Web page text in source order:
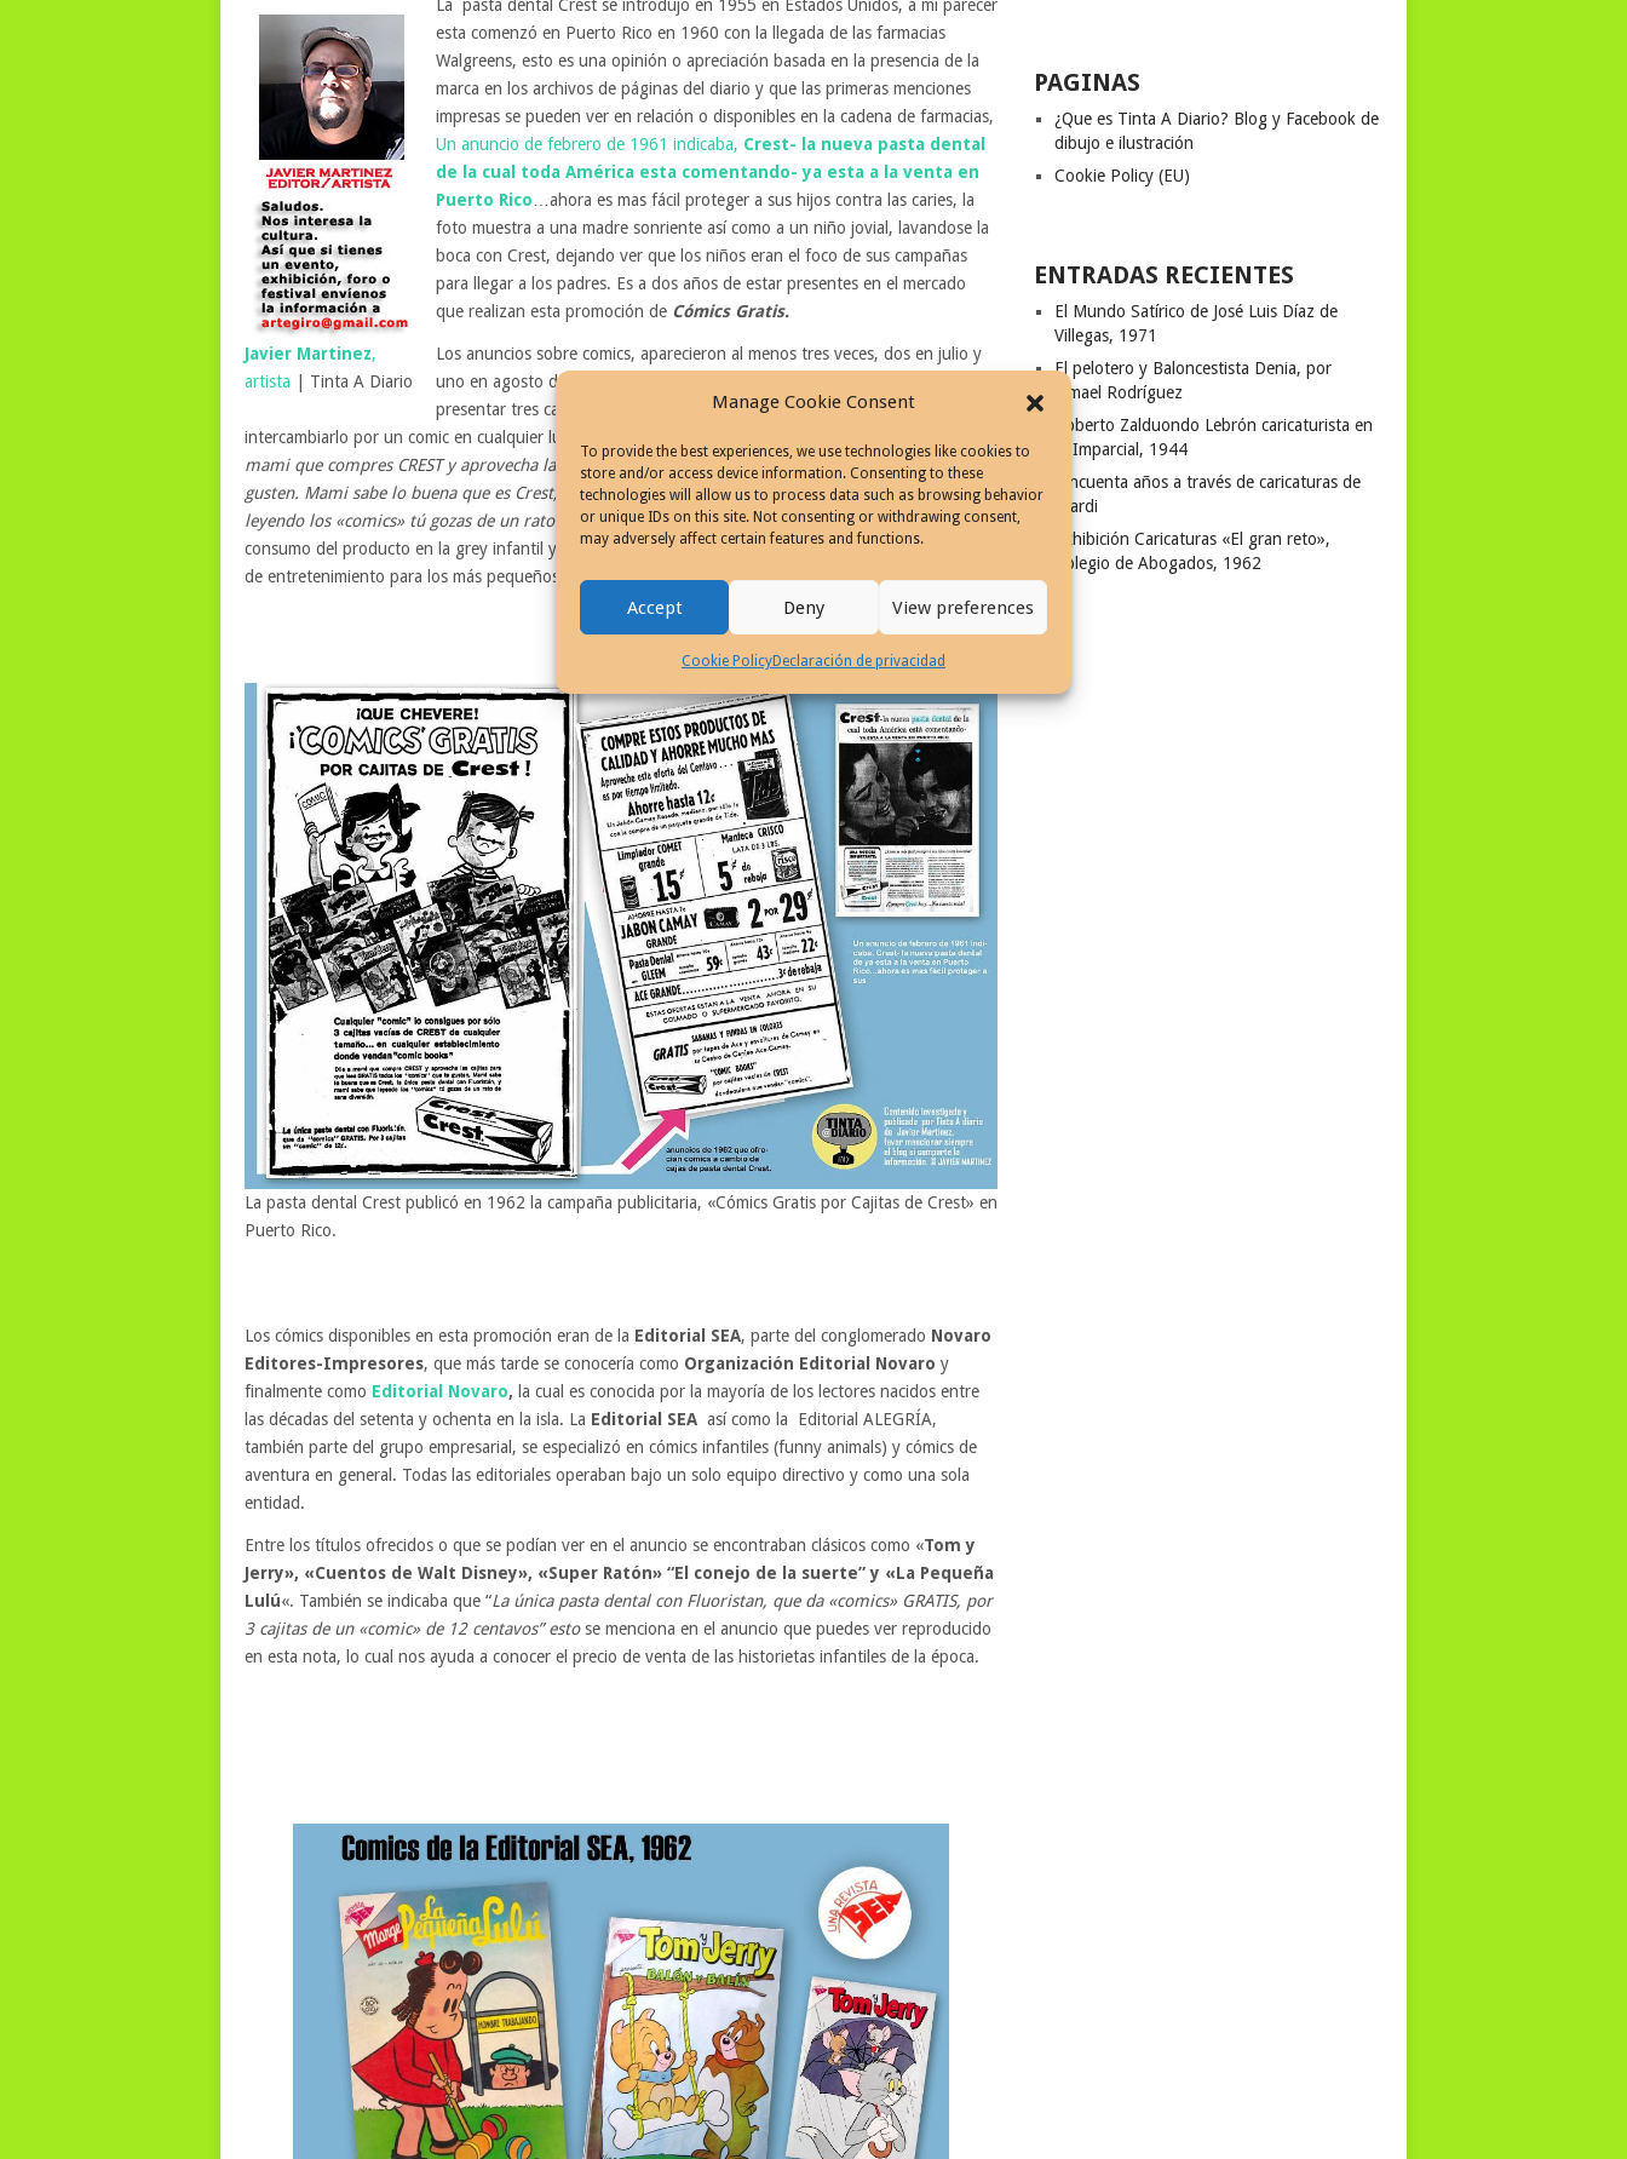
Manage Cookie Consent
To provide the best experiences, we use technologies like cookies to
store and/or access device information. Consenting to these
technologies will allow us to process data such as browsing behavior
or unique IDs on this site. Not consenting or withdrawing consent,
may adversely affect certain features and functions.
Accept Deny View preferences
Cookie PolicyDeclaración de privacidad
Javier Martinez,
artista
| Tinta A Diario
La pasta dental Crest se introdujo en 1955 en Estados Unidos, a mi parecer
esta comenzó en Puerto Rico en 1960 con la llegada de las farmacias
Walgreens, esto es una opinión o apreciación basada en la presencia de la
marca en los archivos de páginas del diario y que las primeras menciones
impresas se pueden ver en relación o disponibles en la cadena de farmacias,
Un anuncio de febrero de 1961 indicaba, Crest- la nueva pasta dental
de la cual toda América esta comentando- ya esta a la venta en
Puerto Rico …ahora es mas fácil proteger a sus hijos contra las caries, la
foto muestra a una madre sonriente así como a un niño jovial, lavandose la
boca con Crest, dejando ver que los niños eran el foco de sus campañas
para llegar a los padres. Es a dos años de estar presentes en el mercado
que realizan esta promoción de Cómics Gratis.
Los anuncios sobre comics, aparecieron al menos tres veces, dos en julio y
uno en agosto de 1962 (al menos lo que he encontrado), prometían que al
presentar tres cajas vacías de Crest de cualquier tamaño podrías
intercambiarlo por un comic en cualquier lugar que tuviera historietas. La promoción indicaba:
mami que compres CREST y aprovecha las cajitas para que leas GRATIS todos los «comics» que te
gusten. Mami sabe lo buena que es Crest, la única pasta dental con Fluoristan, y mami sabe que
leyendo los «comics» tú gozas de un rato de sana diversión».Esta estrategia no solo incentivaba el
consumo del producto en la grey infantil y en la familia, pero también ofrecía un incentivo educativo y
de entretenimiento para los más pequeños, al final fomentaba la lectura a través de historias gráficas.
La pasta dental Crest publicó en 1962 la campaña publicitaria, «Cómics Gratis por Cajitas de Crest» en
Puerto Rico.
Los cómics disponibles en esta promoción eran de la Editorial SEA, parte del conglomerado Novaro
Editores-Impresores, que más tarde se conocería como Organización Editorial Novaro y
finalmente como Editorial Novaro, la cual es conocida por la mayoría de los lectores nacidos entre
las décadas del setenta y ochenta en la isla. La Editorial SEA así como la Editorial ALEGRÍA,
también parte del grupo empresarial, se especializó en cómics infantiles (funny animals) y cómics de
aventura en general. Todas las editoriales operaban bajo un solo equipo directivo y como una sola
entidad.
Entre los títulos ofrecidos o que se podían ver en el anuncio se encontraban clásicos como «Tom y
Jerry», «Cuentos de Walt Disney», «Super Ratón» “El conejo de la suerte” y «La Pequeña
Lulú«. También se indicaba que “La única pasta dental con Fluoristan, que da «comics» GRATIS, por
3 cajitas de un «comic» de 12 centavos” estose menciona en el anuncio que puedes ver reproducido
en esta nota, lo cual nos ayuda a conocer el precio de venta de las historietas infantiles de la época.
PAGINAS
¿Que es Tinta A Diario? Blog y Facebook de
dibujo e ilustración
Cookie Policy (EU)
ENTRADAS RECIENTES
El Mundo Satírico de José Luis Díaz de
Villegas, 1971
El pelotero y Baloncestista Denia, por
Ismael Rodríguez
Roberto Zalduondo Lebrón caricaturista en
El Imparcial, 1944
Cincuenta años a través de caricaturas de
Filardi
Exhibición Caricaturas «El gran reto»,
Colegio de Abogados, 1962